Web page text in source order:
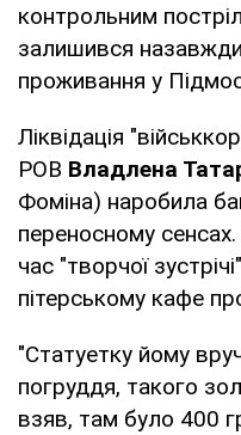
контрольним
залишився
проживання у
Ліквідація
РОВ Владлена
Фоміна) наробила
переносному
час "творчої
пітерському кафе
"Статуетку йому
погруддя, такого
взяв, там було 400